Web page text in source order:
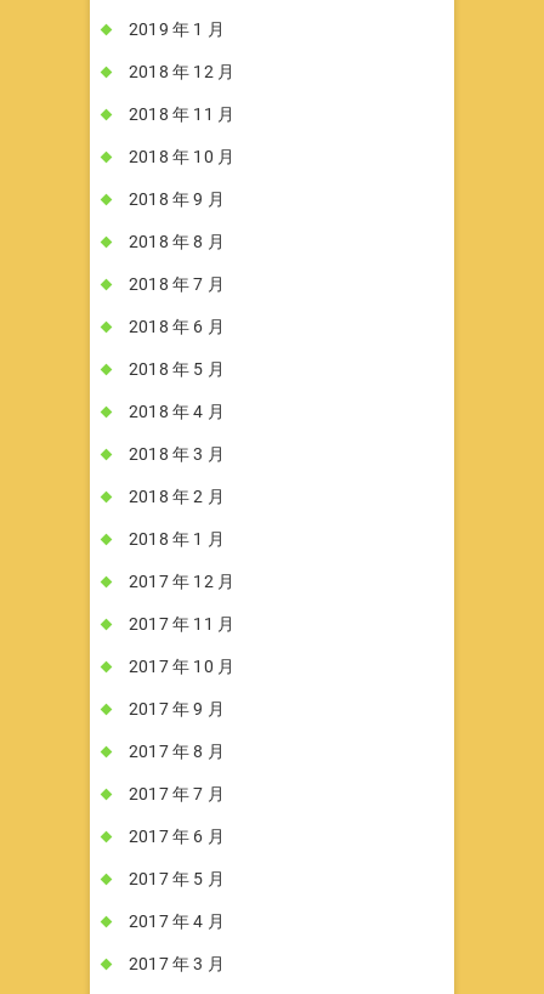
2019 年 1 月
2018 年 12 月
2018 年 11 月
2018 年 10 月
2018 年 9 月
2018 年 8 月
2018 年 7 月
2018 年 6 月
2018 年 5 月
2018 年 4 月
2018 年 3 月
2018 年 2 月
2018 年 1 月
2017 年 12 月
2017 年 11 月
2017 年 10 月
2017 年 9 月
2017 年 8 月
2017 年 7 月
2017 年 6 月
2017 年 5 月
2017 年 4 月
2017 年 3 月